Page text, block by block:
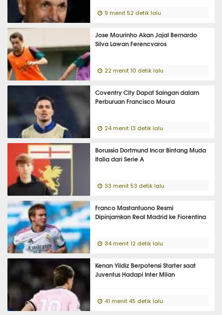
9 menit 52 detik lalu
Jose Mourinho Akan Jajal Bernardo
Silva Lawan Ferencvaros
22 menit 10 detik lalu
Coventry City Dapat Saingan dalam
Perburuan Francisco Moura
24 menit 13 detik lalu
Borussia Dortmund Incar Bintang Muda
Italia dari Serie A
33 menit 53 detik lalu
Franco Mastantuono Resmi
Dipinjamkan Real Madrid ke Fiorentina
34 menit 12 detik lalu
Kenan Yildiz Berpotensi Starter saat
Juventus Hadapi Inter Milan
41 menit 45 detik lalu